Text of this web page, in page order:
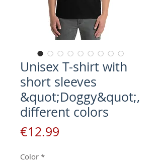
Unisex T-shirt with
short sleeves
&quot;Doggy&quot;,
different colors
€12.99
Color *